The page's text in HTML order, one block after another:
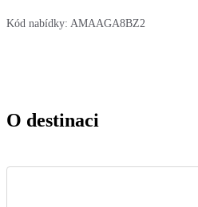
Kód nabídky: AMAAGA8BZ2
O destinaci